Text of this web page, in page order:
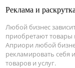
Реклама и
Любой бизнес
приобретают товары
Априори любой
рекламировать себя
товаров и услуг.